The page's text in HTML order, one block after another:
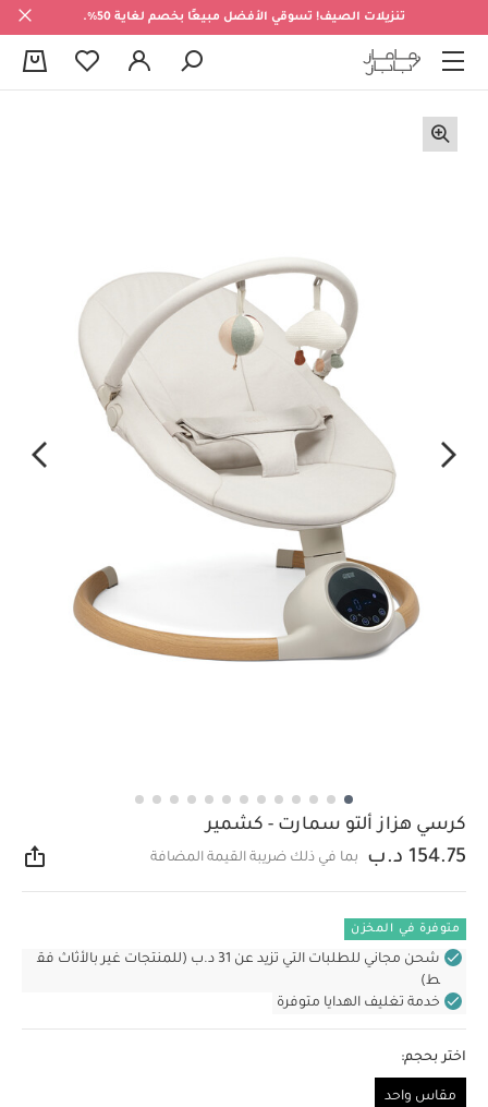
تنزيلات الصيف! تسوقي الأفضل مبيعًا بخصم لغاية 50%.
كرسي هزاز ألتو سمارت - كشمير
154.75 د.ب بما في ذلك ضريبة القيمة المضافة
متوفرة في المخزن
شحن مجاني للطلبات التي تزيد عن 31 د.ب (للمنتجات غير بالأثاث فق
ط)
خدمة تغليف الهدايا متوفرة
اختر بحجم:
مقاس واحد